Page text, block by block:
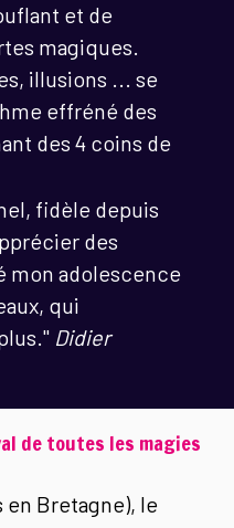
et de
magiques.
illusions ... se
effréné des
des 4 coins de
fidèle depuis
des
mon adolescence
qui
Didier
de toutes les magies
en Bretagne), le